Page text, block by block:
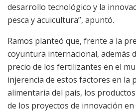
desarrollo tecnológico y la
pesca y acuicultura”, apuntó.
Ramos planteó que, frente a la
coyuntura internacional, además
precio de los fertilizantes en el
injerencia de estos factores en la
alimentaria del país, los
de los proyectos de innovación